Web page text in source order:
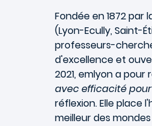
Fondée en 1872 par
(Lyon-Ecully, Saint-
professeurs-
d'excellence et
2021, emlyon a pour
avec efficacité
réflexion. Elle place
meilleur des